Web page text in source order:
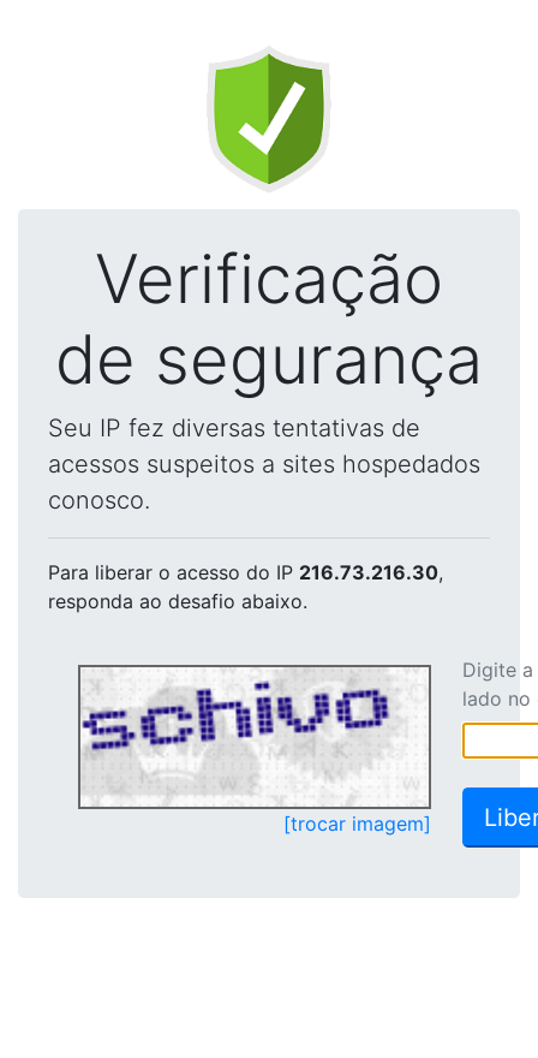
Verificação
de segurança
Seu IP fez diversas tentativas de
acessos suspeitos a sites hospedados
conosco.
Para liberar o acesso do IP 216.73.216.30,
responda ao desafio abaixo.
[trocar imagem]
Digite
lado no